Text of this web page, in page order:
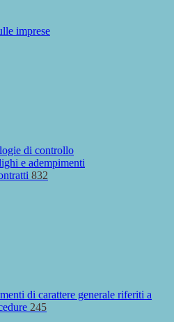
imprese
di controllo
e adempimenti
832
di carattere generale riferiti a
245